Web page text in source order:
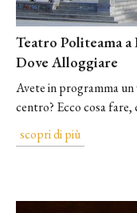
Teatro Politeama a
Dove Alloggiare
Avete in programma un
centro? Ecco cosa fare,
scopri di più